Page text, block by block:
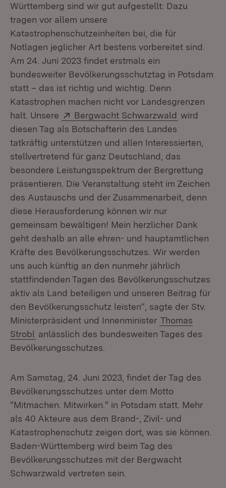
Württemberg sind wir gut aufgestellt: Dazu
tragen vor allem unsere
Katastrophenschutzeinheiten bei, die für
Notlagen jeglicher Art bestens vorbereitet sind.
Am 24. Juni 2023 findet erstmals ein
bundesweiter Bevölkerungsschutztag in Potsdam
statt – das ist richtig und wichtig. Denn
Katastrophen machen nicht vor Landesgrenzen
halt. Unsere
Extern:
Bergwacht Schwarzwald (Öffnet in
wird
diesen Tag als Botschafterin des Landes
tatkräftig unterstützen und allen Interessierten,
stellvertretend für ganz Deutschland, das
besondere Leistungsspektrum der Bergrettung
präsentieren. Die Veranstaltung steht im Zeichen
des Austauschs und der Zusammenarbeit, denn
diese Herausforderung können wir nur
gemeinsam bewältigen! Mein herzlicher Dank
geht deshalb an alle ehren- und hauptamtlichen
Kräfte des Bevölkerungsschutzes. Wir werden
uns auch künftig an den nunmehr jährlich
stattfindenden Tagen des Bevölkerungsschutzes
aktiv als Land beteiligen und unseren Beitrag für
den Bevölkerungsschutz leisten“, sagte der Stv.
Ministerpräsident und Innenminister Thomas
Strobl anlässlich des bundesweiten Tages des
Bevölkerungsschutzes.
Am Samstag, 24. Juni 2023, findet der Tag des
Bevölkerungsschutzes unter dem Motto
"Mitmachen. Mitwirken." in Potsdam statt. Mehr
als 40 Akteure aus dem Brand-, Zivil- und
Katastrophenschutz zeigen dort, was sie können.
Baden-Württemberg wird beim Tag des
Bevölkerungsschutzes mit der Bergwacht
Schwarzwald vertreten sein.